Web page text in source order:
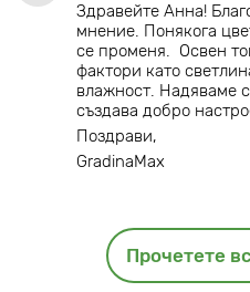
Здравейте Анна!
мнение. Понякога
се променя. Освен
фактори като
влажност. Надяваме
създава добро
Поздрави,
GradinaMax
Прочетете